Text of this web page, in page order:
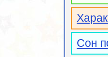
Сон